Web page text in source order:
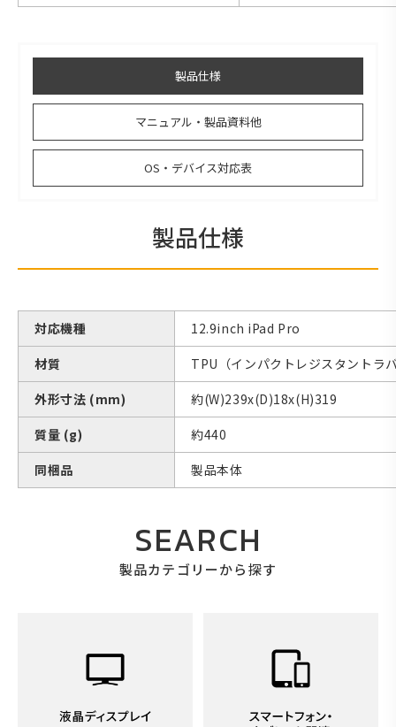
製品仕様
マニュアル・製品資料他
OS・デバイス対応表
製品仕様
対応機種
12.9inch iPad Pro
材質
TPU（インパクトレジスタントラ
外形寸法 (mm)
約(W)239x(D)18x(H)319
質量 (g)
約440
同梱品
製品本体
SEARCH
製品カテゴリーから探す